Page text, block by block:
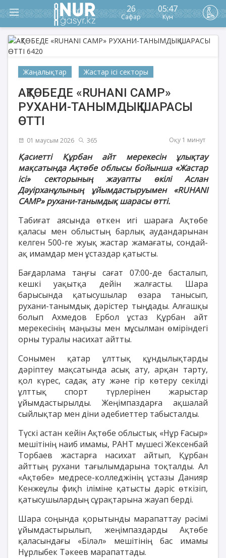
26
Сафар
05:47
Күн
Жаңалықтар Жастар ісі секторы
АҚТӨБЕДЕ «RUHANI CAMP»
РУХАНИ-ТАНЫМДЫҚ ШАРАСЫ
ӨТТІ
01 маусым 2026 365 Оқу 1 минут
Қасиетті Құрбан айт мерекесін ұлықтау
мақсатында Ақтөбе облысы бойынша «Жастар
ісі» секторының жауапты өкілі Аслан
Дәуірханұлының ұйымдастыруымен «RUHANI
CAMP» рухани-танымдық шарасы өтті.
Табиғат аясында өткен игі шараға Ақтөбе
қаласы мен облыстың барлық аудандарынан
келген 500-ге жуық жастар жамағаты, сондай-
ақ имамдар мен ұстаздар қатысты.
Бағдарлама таңғы сағат 07:00-де басталып,
кешкі уақытқа дейін жалғасты. Шара
барысында қатысушылар өзара танысып,
рухани-танымдық дәрістер тыңдады. Алғашқы
болып Ахмедов Ербол ұстаз Құрбан айт
мерекесінің маңызы мен мұсылман өміріндегі
орны туралы насихат айтты.
Сонымен қатар ұлттық құндылықтарды
дәріптеу мақсатында асық ату, арқан тарту,
қол күрес, садақ ату және гір көтеру секілді
ұлттық спорт түрлерінен жарыстар
ұйымдастырылды. Жеңімпаздарға ақшалай
сыйлықтар мен діни әдебиеттер табысталды.
Түскі астан кейін Ақтөбе облыстық «Нұр Ғасыр»
мешітінің наиб имамы, РАНТ мүшесі Жексенбай
Торбаев жастарға насихат айтып, Құрбан
айттың рухани тағылымдарына тоқталды. Ал
«Ақтөбе» медресе-колледжінің ұстазы Данияр
Кенжеұлы фиқһ іліміне қатысты дәріс өткізіп,
қатысушылардың сұрақтарына жауап берді.
Шара соңында қорытынды марапаттау рәсімі
ұйымдастырылып, жеңімпаздарды Ақтөбе
қаласындағы «Біләл» мешітінің бас имамы
Нұрлыбек Тәкеев марапаттады.